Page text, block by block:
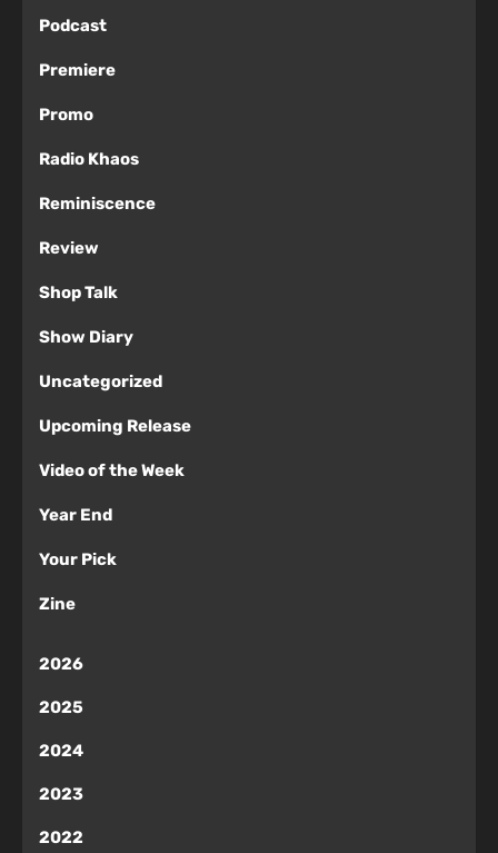
Podcast
Premiere
Promo
Radio Khaos
Reminiscence
Review
Shop Talk
Show Diary
Uncategorized
Upcoming Release
Video of the Week
Year End
Your Pick
Zine
2026
2025
2024
2023
2022